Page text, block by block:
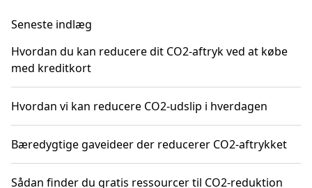
Seneste indlæg
Hvordan du kan reducere dit CO2-aftryk ved at købe
med kreditkort
Hvordan vi kan reducere CO2-udslip i hverdagen
Bæredygtige gaveideer der reducerer CO2-aftrykket
Sådan finder du gratis ressourcer til CO2-reduktion